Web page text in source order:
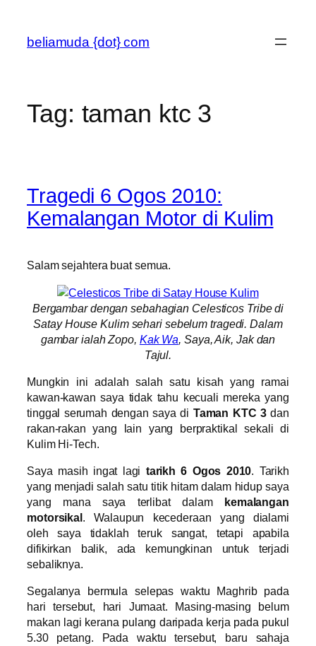
content
beliamuda {dot} com
Tag: taman ktc 3
Tragedi 6 Ogos 2010:
Kemalangan Motor di Kulim
Salam sejahtera buat semua.
Bergambar dengan sebahagian Celesticos Tribe di
Satay House Kulim sehari sebelum tragedi. Dalam
gambar ialah Zopo, Kak Wa, Saya, Aik, Jak dan
Tajul.
Mungkin ini adalah salah satu kisah yang ramai
kawan-kawan saya tidak tahu kecuali mereka yang
tinggal serumah dengan saya di Taman KTC 3dan
rakan-rakan yang lain yang berpraktikal sekali di
Kulim Hi-Tech.
Saya masih ingat lagi tarikh 6 Ogos 2010. Tarikh
yang menjadi salah satu titik hitam dalam hidup saya
yang mana saya terlibat dalam kemalangan
motorsikal. Walaupun kecederaan yang dialami
oleh saya tidaklah teruk sangat, tetapi apabila
difikirkan balik, ada kemungkinan untuk terjadi
sebaliknya.
Segalanya bermula selepas waktu Maghrib pada
hari tersebut, hari Jumaat. Masing-masing belum
makan lagi kerana pulang daripada kerja pada pukul
5.30 petang. Pada waktu tersebut, baru sahaja